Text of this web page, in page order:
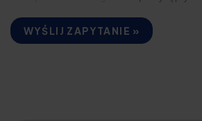
WYŚLIJ ZAPYTANIE »